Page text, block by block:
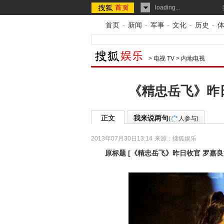
loading...
首页 - 新闻 - 军事 - 文化 - 历史 -
> 电视 TV > 内地电视
《精忠岳飞》
正文 我来说两句( 人参与)
2013年07月30日13:14 来源： 搜狐娱乐
原标题 [ 《精忠岳飞》昨日收官 罗嘉